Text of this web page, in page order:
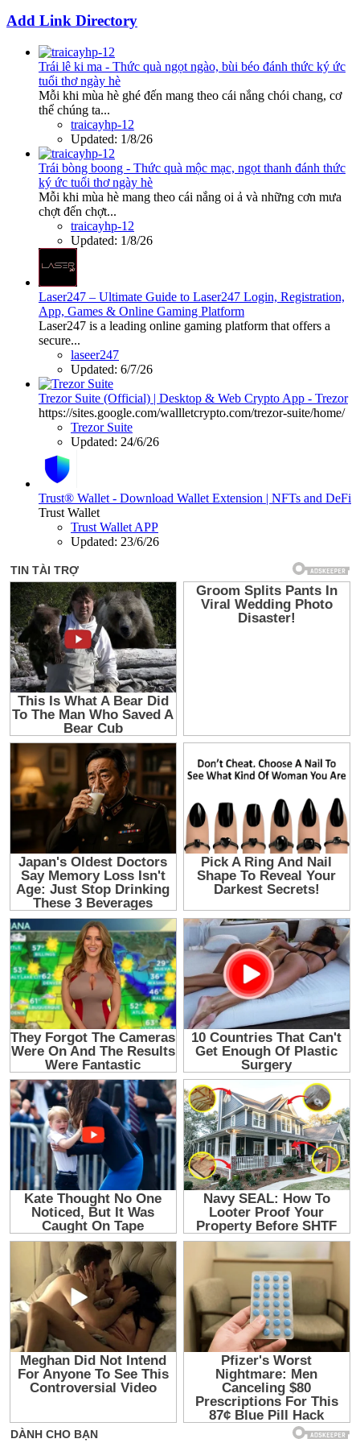
Add Link Directory
Trái lê ki ma - Thức quà ngọt ngào, bùi béo đánh thức ký ức
tuổi thơ ngày hè
Mỗi khi mùa hè ghé đến mang theo cái nắng chói chang, cơ
thể chúng ta...
traicayhp-12
Updated: 1/8/26
Trái bòng boong - Thức quà mộc mạc, ngọt thanh đánh thức
ký ức tuổi thơ ngày hè
Mỗi khi mùa hè mang theo cái nắng oi ả và những cơn mưa
chợt đến chợt...
traicayhp-12
Updated: 1/8/26
Laser247 – Ultimate Guide to Laser247 Login, Registration,
App, Games & Online Gaming Platform
Laser247 is a leading online gaming platform that offers a
secure...
laseer247
Updated: 6/7/26
Trezor Suite (Official) | Desktop & Web Crypto App - Trezor
https://sites.google.com/wallletcrypto.com/trezor-suite/home/
Trezor Suite
Updated: 24/6/26
Trust® Wallet - Download Wallet Extension | NFTs and DeFi
Trust Wallet
Trust Wallet APP
Updated: 23/6/26